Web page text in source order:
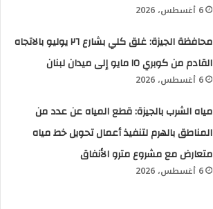
6 أغسطس، 2026
محافظة الجيزة: غلق كلي بشارع ٢٦ يوليو بالاتجاه
القادم من كوبري ١٥ مايو إلى ميدان لبنان
6 أغسطس، 2026
مياه الشرب بالجيزة: قطع المياه عن عدد من
المناطق بالهرم لتنفيذ أعمال تحويل خط مياه
متعارض مع مشروع مترو الأنفاق
6 أغسطس، 2026